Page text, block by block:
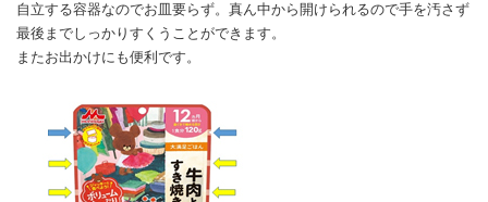
自立する容器なのでお皿要らず。真ん中から開けられるので手を汚さず
最後までしっかりすくうことができます。
またお出かけにも便利です。